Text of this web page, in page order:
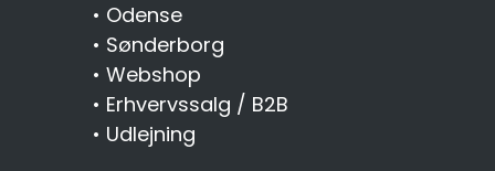
• Odense
• Sønderborg
• Webshop
• Erhvervssalg / B2B
• Udlejning